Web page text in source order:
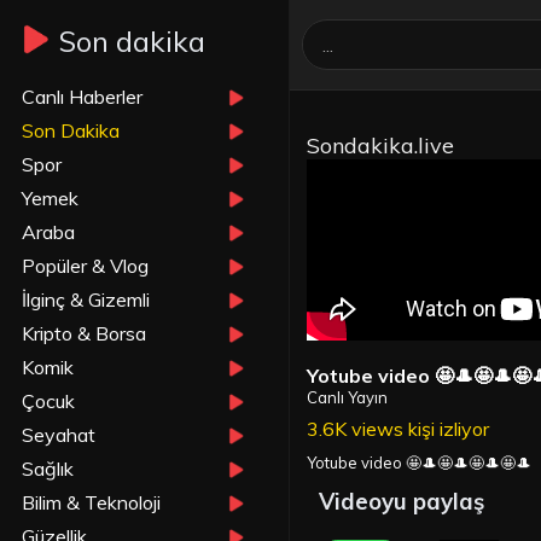
Son dakika
Canlı Haberler
Son Dakika
Spor
Yemek
Araba
Popüler & Vlog
İlginç & Gizemli
Kripto & Borsa
Komik
Çocuk
Seyahat
Sağlık
Bilim & Teknoloji
Güzellik
Sondakika.live
Yotube video
Canlı Yayın
3.6K views kişi izliyor
Yotube video 🤩🎩🤩🎩🤩🎩🤩🎩
Videoyu paylaş